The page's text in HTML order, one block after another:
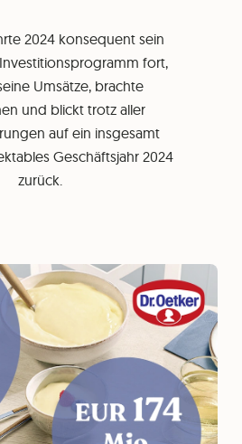
2024 konsequent sein
fort,
Umsätze, brachte
und blickt trotz aller
auf ein insgesamt
Geschäftsjahr 2024
zurück.